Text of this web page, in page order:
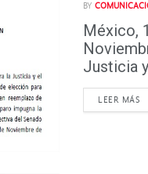
BY
México,
Justicia
LEER MÁS